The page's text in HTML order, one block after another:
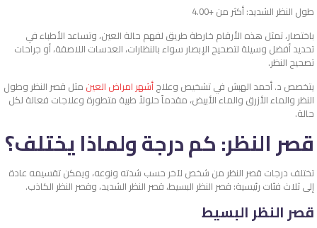
طول النظر الشديد: أكثر من +4.00
باختصار، تمثل هذه الأرقام خارطة طريق لفهم حالة العين، وتساعد الأطباء في
تحديد أفضل وسيلة لتصحيح الإبصار سواء بالنظارات، العدسات اللاصقة، أو جراحات
تصحيح النظر.
يتخصص د. أحمد الهبش في تشخيص وعلاجأشهر امراض العين مثل قصر النظر وطول
النظر والماء الأزرق والماء الأبيض، مقدماً حلولاً طبية متطورة وعلاجات فعالة لكل
حالة.
قصر النظر: كم درجة ولماذا يختلف؟
تختلف درجات قصر النظر من شخص لآخر حسب شدته ونوعه، ويمكن تقسيمه عادة
إلى ثلاث فئات رئيسية: قصر النظر البسيط، قصر النظر الشديد، وقصر النظر الكاذب.
قصر النظر البسيط